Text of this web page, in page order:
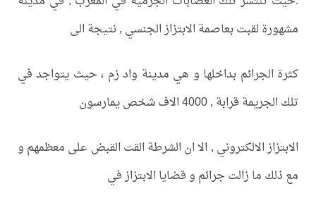
مشهورة لقبت بعاصمة الابتزاز الجنسي , نتيجة الى
كثرة الجرائم بداخلها و هي مدينة واد زم ، حيث يتواجد في
تلك الجريمة قرابة , 4000 الاف شخص يمارسون
الابتزاز الالكتروني , الا ان الشرطة القت القبض على معظمهم و
مع ذلك ما زالت جرائم و قضايا الابتزاز في